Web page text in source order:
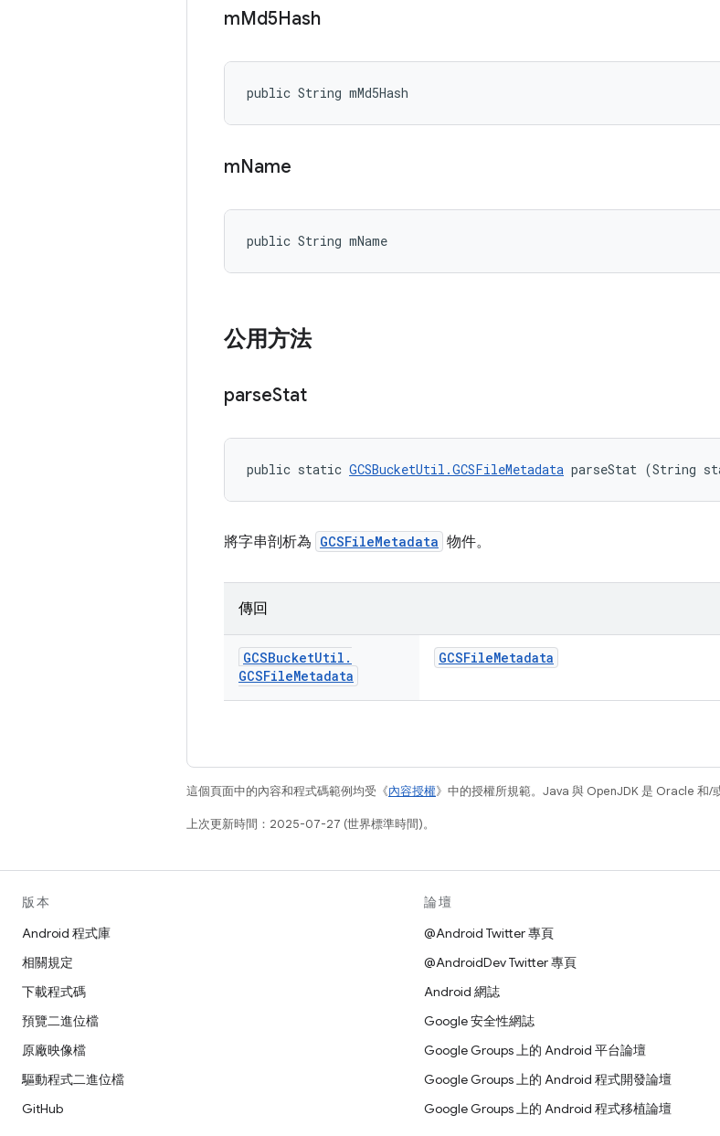
mMd5Hash
public String mMd5Hash
mName
public String mName
公用方法
parseStat
public static GCSBucketUtil.GCSFileMetadata parseStat (String
將字串剖析為 GCSFileMetadata 物件。
傳回
GCSBucketUtil .
GCSFileMetadata
GCSFileMetadata
這個頁面中的內容和程式碼範例均受《內容授權》中的授權所規範。Java 與 OpenJDK 是 Oracle 和/
上次更新時間：2025-07-27 (世界標準時間)。
版本
Android 程式庫
相關規定
下載程式碼
預覽二進位檔
原廠映像檔
驅動程式二進位檔
GitHub
論壇
@Android Twitter 專頁
@AndroidDev Twitter 專頁
Android 網誌
Google 安全性網誌
Google Groups 上的 Android 平台論壇
Google Groups 上的 Android 程式開發論壇
Google Groups 上的 Android 程式移植論壇